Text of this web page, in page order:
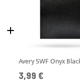
3,99 €